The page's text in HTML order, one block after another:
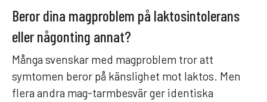
Beror dina magproblem på laktosintolerans
eller någonting annat?
Många svenskar med magproblem tror att
symtomen beror på känslighet mot laktos. Men
flera andra mag-tarmbesvär ger identiska